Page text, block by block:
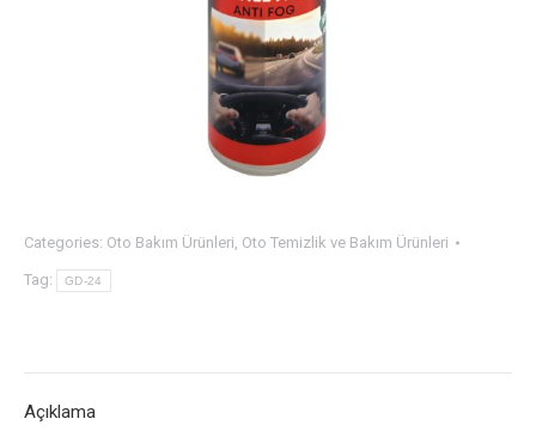
Categories: Oto Bakım Ürünleri, Oto Temizlik ve Bakım Ürünleri
Tag: GD-24
Açıklama